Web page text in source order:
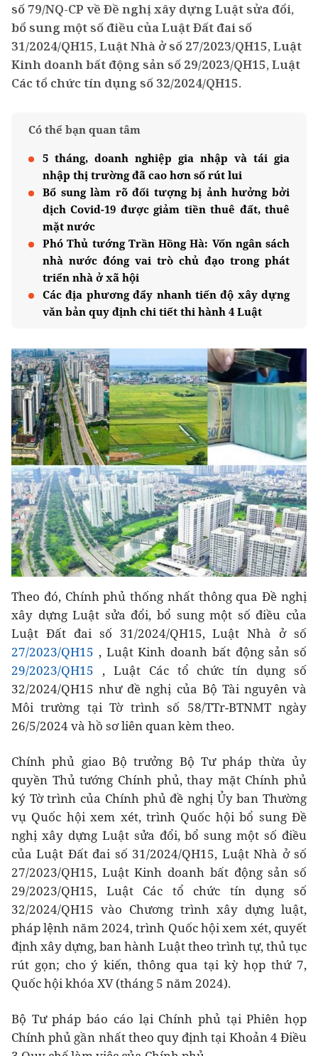
số 79/NQ-CP về Đề nghị xây dựng Luật sửa đổi,
bổ sung một số điều của Luật Đất đai số
31/2024/QH15, Luật Nhà ở số 27/2023/QH15, Luật
Kinh doanh bất động sản số 29/2023/QH15, Luật
Các tổ chức tín dụng số 32/2024/QH15.
Có thể bạn quan tâm
5 tháng, doanh nghiệp gia nhập và tái gia
nhập thị trường đã cao hơn số rút lui
Bổ sung làm rõ đối tượng bị ảnh hưởng bởi
dịch Covid-19 được giảm tiền thuê đất, thuê
mặt nước
Phó Thủ tướng Trần Hồng Hà: Vốn ngân sách
nhà nước đóng vai trò chủ đạo trong phát
triển nhà ở xã hội
Các địa phương đẩy nhanh tiến độ xây dựng
văn bản quy định chi tiết thi hành 4 Luật
Theo đó, Chính phủ thống nhất thông qua Đề nghị
xây dựng Luật sửa đổi, bổ sung một số điều của
Luật Đất đai số 31/2024/QH15, Luật Nhà ở số
27/2023/QH15 , Luật Kinh doanh bất động sản số
29/2023/QH15 , Luật Các tổ chức tín dụng số
32/2024/QH15 như đề nghị của Bộ Tài nguyên và
Môi trường tại Tờ trình số 58/TTr-BTNMT ngày
26/5/2024 và hồ sơ liên quan kèm theo.
Chính phủ giao Bộ trưởng Bộ Tư pháp thừa ủy
quyền Thủ tướng Chính phủ, thay mặt Chính phủ
ký Tờ trình của Chính phủ đề nghị Ủy ban Thường
vụ Quốc hội xem xét, trình Quốc hội bổ sung Đề
nghị xây dựng Luật sửa đổi, bổ sung một số điều
của Luật Đất đai số 31/2024/QH15, Luật Nhà ở số
27/2023/QH15, Luật Kinh doanh bất động sản số
29/2023/QH15, Luật Các tổ chức tín dụng số
32/2024/QH15 vào Chương trình xây dựng luật,
pháp lệnh năm 2024, trình Quốc hội xem xét, quyết
định xây dựng, ban hành Luật theo trình tự, thủ tục
rút gọn; cho ý kiến, thông qua tại kỳ họp thứ 7,
Quốc hội khóa XV (tháng 5 năm 2024).
Bộ Tư pháp báo cáo lại Chính phủ tại Phiên họp
Chính phủ gần nhất theo quy định tại Khoản 4 Điều